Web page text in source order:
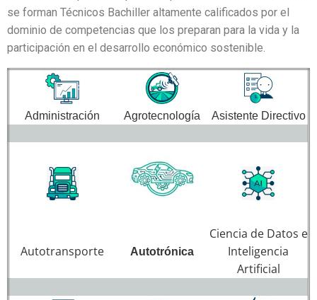
se forman Técnicos Bachiller altamente calificados por el
dominio de competencias que los preparan para la vida y la
participación en el desarrollo económico sostenible.
Administración Agrotecnología Asistente Directivo
Autotransporte Autotrónica
Ciencia de Datos e
Inteligencia
Artificial